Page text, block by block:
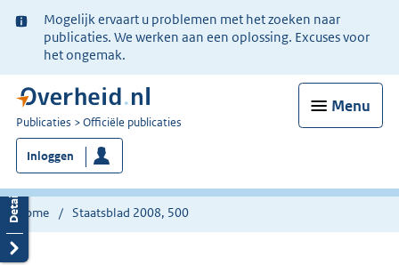
Ter
informatie:
Mogelijk ervaart u problemen met het zoeken naar
publicaties. We werken aan een oplossing. Excuses voor
het ongemak.
Menu
U
bent
nu
hier:
Publicaties Officiële publicaties
Inloggen
Home Staatsblad 2008, 500